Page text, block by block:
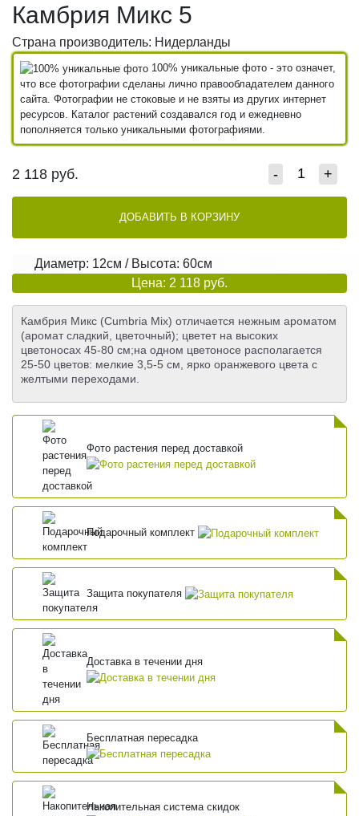
Камбрия Микс 5
Страна производитель: Нидерланды
100% уникальные фото - это означет,
что все фотографии сделаны лично правообладателем данного
сайта. Фотографии не стоковые и не взяты из других интернет
ресурсов. Каталог растений создавался год и ежедневно
пополняется только уникальными фотографиями.
2 118 руб. - +
ДОБАВИТЬ В КОРЗИНУ
Диаметр: 12см / Высота: 60см
Цена: 2 118 руб.
Камбрия Микс (Cumbria Mix) отличается нежным ароматом
(аромат сладкий, цветочный); цветет на высоких
цветоносах 45-80 см;на одном цветоносе располагается
25-50 цветов: мелкие 3,5-5 см, ярко оранжевого цвета с
желтыми переходами.
Фото растения перед доставкой
Подарочный комплект
Защита покупателя
Доставка в течении дня
Бесплатная пересадка
Накопительная система скидок